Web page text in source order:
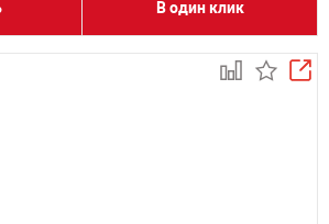
В один клик